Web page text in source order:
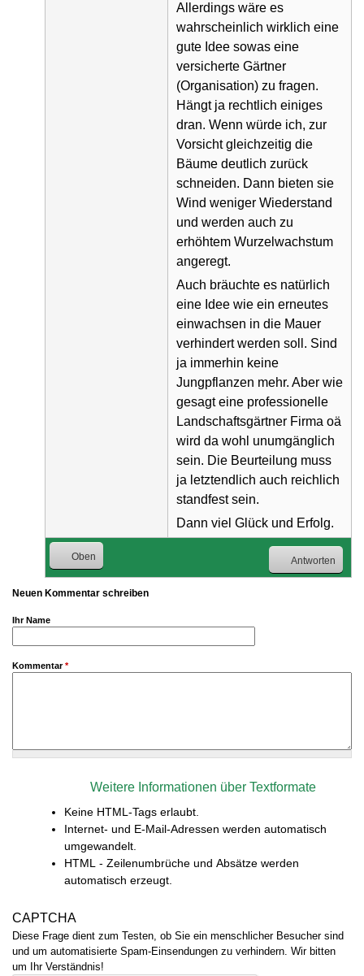
Allerdings wäre es
wahrscheinlich wirklich eine
gute Idee sowas eine
versicherte Gärtner
(Organisation) zu fragen.
Hängt ja rechtlich einiges
dran. Wenn würde ich, zur
Vorsicht gleichzeitig die
Bäume deutlich zurück
schneiden. Dann bieten sie
Wind weniger Wiederstand
und werden auch zu
erhöhtem Wurzelwachstum
angeregt.
Auch bräuchte es natürlich
eine Idee wie ein erneutes
einwachsen in die Mauer
verhindert werden soll. Sind
ja immerhin keine
Jungpflanzen mehr. Aber wie
gesagt eine professionelle
Landschaftsgärtner Firma oä
wird da wohl unumgänglich
sein. Die Beurteilung muss
ja letztendlich auch reichlich
standfest sein.
Dann viel Glück und Erfolg.
Oben Antworten
Neuen Kommentar schreiben
Ihr Name
Kommentar*
Weitere Informationen über Textformate
Keine HTML-Tags erlaubt.
Internet- und E-Mail-Adressen werden automatisch
umgewandelt.
HTML - Zeilenumbrüche und Absätze werden
automatisch erzeugt.
CAPTCHA
Diese Frage dient zum Testen, ob Sie ein menschlicher Besucher sind
und um automatisierte Spam-Einsendungen zu verhindern. Wir bitten
um Ihr Verständnis!